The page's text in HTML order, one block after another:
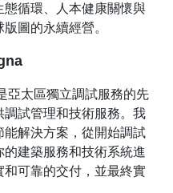
循環、人本健康關懷與
圖的永續經營。
亞太區獨立調試服務的先
試管理和技術服務。我
解決方案，從開始調試
建築服務和技術系統進
可靠的交付，並最終實